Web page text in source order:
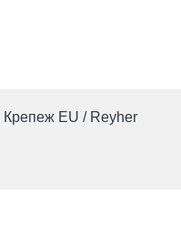
Крепеж EU / Reyher